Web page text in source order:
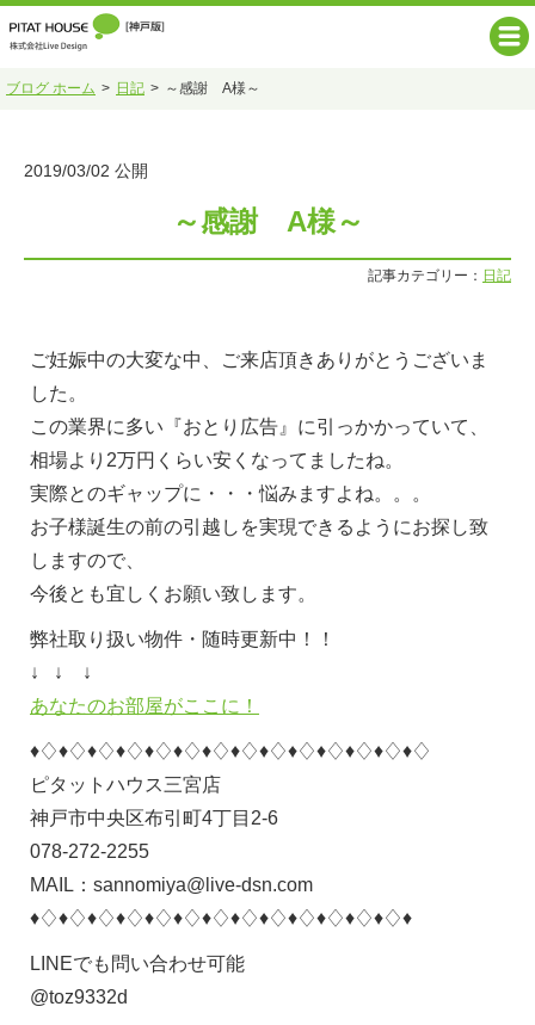
ブログ ホーム 日記 ～感謝 A様～
2019/03/02 公開
～感謝 A様～
記事カテゴリー： 日記
ご妊娠中の大変な中、ご来店頂きありがとうございま
した。
この業界に多い『おとり広告』に引っかかっていて、
相場より2万円くらい安くなってましたね。
実際とのギャップに・・・悩みますよね。。。
お子様誕生の前の引越しを実現できるようにお探し致
しますので、
今後とも宜しくお願い致します。
弊社取り扱い物件・随時更新中！！
↓ ↓ ↓
あなたのお部屋がここに！
♦♢♦♢♦♢♦♢♦♢♦♢♦♢♦♢♦♢♦♢♦♢♦♢♦♢♦♢
ピタットハウス三宮店
神戸市中央区布引町4丁目2-6
078-272-2255
MAIL：sannomiya@live-dsn.com
♦♢♦♢♦♢♦♢♦♢♦♢♦♢♦♢♦♢♦♢♦♢♦♢♦♢♦
LINEでも問い合わせ可能
@toz9332d